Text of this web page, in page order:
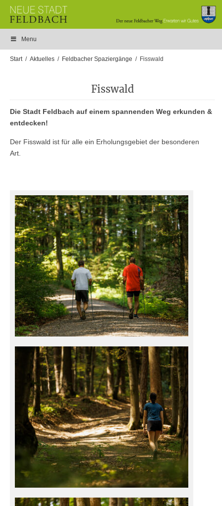
Menu
Start Aktuelles Feldbacher Spaziergänge Fisswald
Fisswald
Die Stadt Feldbach auf einem spannenden Weg erkunden &
entdecken!
Der Fisswald ist für alle ein Erholungsgebiet der besonderen
Art.